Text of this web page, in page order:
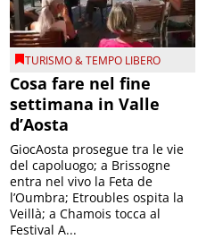
TURISMO & TEMPO LIBERO
Cosa fare nel fine
settimana in Valle
d’Aosta
GiocAosta prosegue tra le vie
del capoluogo; a Brissogne
entra nel vivo la Feta de
l’Oumbra; Etroubles ospita la
Veillà; a Chamois tocca al
Festival A...